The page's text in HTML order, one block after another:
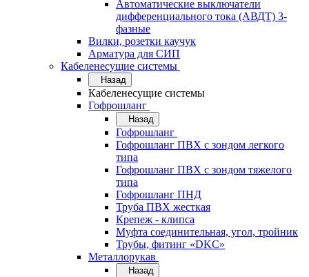
Автоматические выключатели
дифференциального тока (АВДТ) 3-
фазные
Вилки, розетки каучук
Арматура для СИП
Кабеленесущие системы
Назад
Кабеленесущие системы
Гофрошланг
Назад
Гофрошланг
Гофрошланг ПВХ с зондом легкого
типа
Гофрошланг ПВХ с зондом тяжелого
типа
Гофрошланг ПНД
Труба ПВХ жесткая
Крепеж - клипса
Муфта соединительная, угол, тройник
Трубы, фитинг «DKC»
Металлорукав
Назад